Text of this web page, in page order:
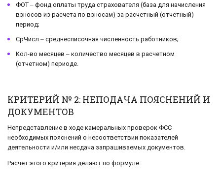
ФОТ ‒ фонд оплаты труда страхователя (база для начисления
взносов из расчета по взносам) за расчетный (отчетный)
период;
СрЧисл ‒ среднесписочная численность работников;
Кол-во месяцев ‒ количество месяцев в расчетном
(отчетном) периоде.
КРИТЕРИЙ № 2: НЕПОДАЧА ПОЯСНЕНИЙ И
ДОКУМЕНТОВ
Непредставление в ходе камеральных проверок ФСС
необходимых пояснений о несоответствии показателей
деятельности и/или несдача запрашиваемых документов.
Расчет этого критерия делают по формуле: